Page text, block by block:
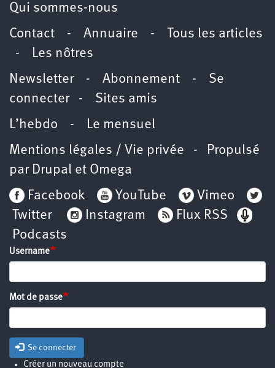
Qui sommes-nous
Contact - Annuaire -
Tous les articles
- Les nôtres
Newsletter- Abonnement - Se
connecter- Sites amis
L’hebdo - Le mensuel
Mentions légales / Vie privée - Propulsé
par Drupal et Omega
Facebook
YouTube
Vimeo
Twitter
Instagram
Flux RSS
Podcasts
Username
Mot de passe
Se connecter
Créer un nouveau compte